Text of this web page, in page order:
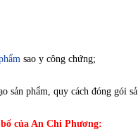
sao y công chứng;
sản phẩm, quy cách đóng gói
của An Chi Phương: